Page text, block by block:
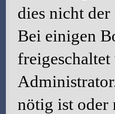
dies nicht
Bei einigen
nötig ist oder